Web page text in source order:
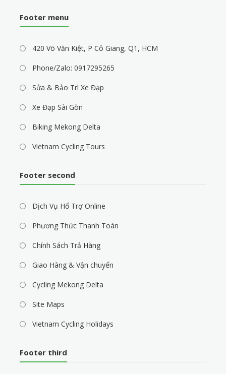
Footer menu
420 Võ Văn Kiệt, P Cô Giang, Q1, HCM
Phone/Zalo: 0917295265
Sửa & Bảo Trì Xe Đạp
Xe Đạp Sài Gòn
Biking Mekong Delta
Vietnam Cycling Tours
Footer second
Dịch Vụ Hổ Trợ Online
Phương Thức Thanh Toán
Chính Sách Trả Hàng
Giao Hàng & Vận chuyển
Cycling Mekong Delta
Site Maps
Vietnam Cycling Holidays
Footer third